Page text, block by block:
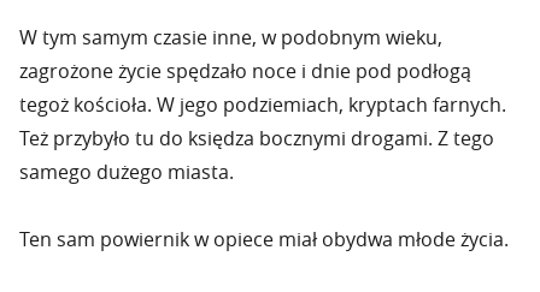
W tym samym czasie inne, w podobnym wieku,
zagrożone życie spędzało noce i dnie pod podłogą
tegoż kościoła. W jego podziemiach, kryptach farnych.
Też przybyło tu do księdza bocznymi drogami. Z tego
samego dużego miasta.
Ten sam powiernik w opiece miał obydwa młode życia.